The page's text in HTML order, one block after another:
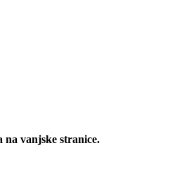
na vanjske stranice.